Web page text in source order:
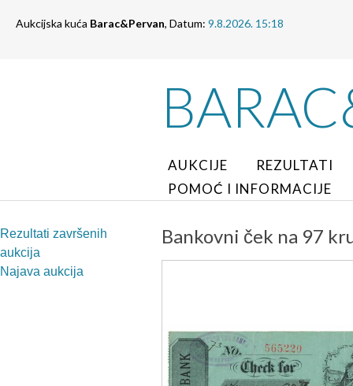
Aukcijska kuća Barac&Pervan, Datum: 9.8.2026. 15:18
AUKCIJE
REZULTATI
POMOĆ I INFORMACIJE
Rezultati završenih
aukcija
Najava aukcija
Bankovni ček na 97